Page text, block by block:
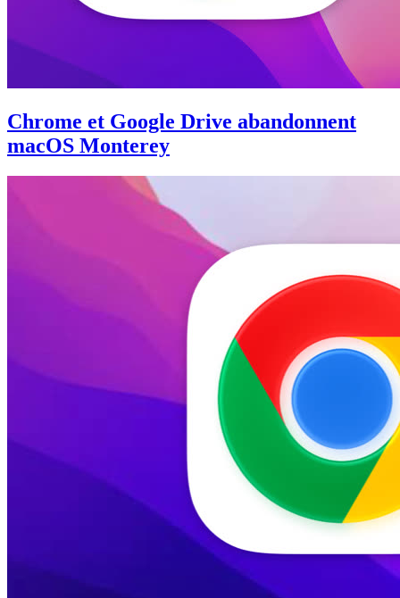
Chrome et Google Drive abandonnent
macOS Monterey